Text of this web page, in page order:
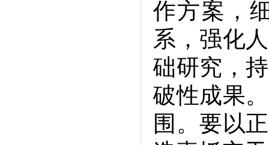
作方案，
系，强化
础研究，
破性成果
围。要以